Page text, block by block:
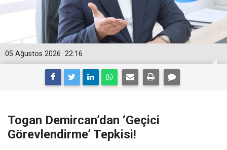
22:16
05 Ağustos 2026
Togan Demircan’dan ‘Geçici
Görevlendirme’ Tepkisi!